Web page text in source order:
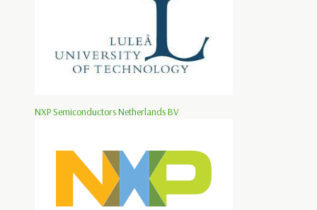
NXP Semiconductors Netherlands BV